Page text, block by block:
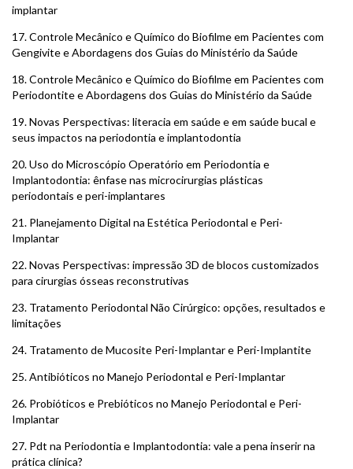
implantar
17.Controle Mecânico e Químico do Biofilme em Pacientes com
Gengivite e Abordagens dos Guias do Ministério da Saúde
18.Controle Mecânico e Químico do Biofilme em Pacientes com
Periodontite e Abordagens dos Guias do Ministério da Saúde
19.Novas Perspectivas: literacia em saúde e em saúde bucal e
seus impactos na periodontia e implantodontia
20.Uso do Microscópio Operatório em Periodontia e
Implantodontia: ênfase nas microcirurgias plásticas
periodontais e peri-implantares
21. Planejamento Digital na Estética Periodontal e Peri-
Implantar
22.Novas Perspectivas: impressão 3D de blocos customizados
para cirurgias ósseas reconstrutivas
23. Tratamento Periodontal Não Cirúrgico: opções, resultados e
limitações
24. Tratamento de Mucosite Peri-Implantar e Peri-Implantite
25.Antibióticos no Manejo Periodontal e Peri-Implantar
26. Probióticos e Prebióticos no Manejo Periodontal e Peri-
Implantar
27. Pdt na Periodontia e Implantodontia: vale a pena inserir na
prática clínica?